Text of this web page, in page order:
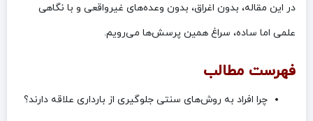
در این مقاله، بدون اغراق، بدون وعده‌های غیرواقعی و با نگاهی
علمی اما ساده، سراغ همین پرسش‌ها می‌رویم.
فهرست مطالب
چرا افراد به روش‌های سنتی جلوگیری از بارداری علاقه دارند؟